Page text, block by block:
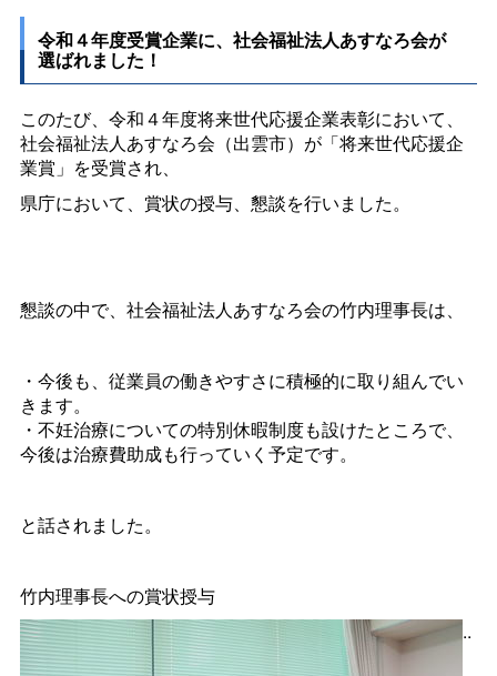
令和４年度受賞企業に、社会福祉法人あすなろ会が
選ばれました！
このたび、令和４年度将来世代応援企業表彰において、
社会福祉法人あすなろ会（出雲市） が「将来世代応援企
業賞」を受賞され、
県庁において、賞状の授与、懇談を行いました。
懇談の中で、 社会福祉法人あすなろ会の竹内理事長は、
・今後も、従業員の働きやすさに積極的に取り組んでい
きます。
・不妊治療についての特別休暇制度も設けたところで、
今後は治療費助成も行っていく予定です。
と話されました。
竹内理事長への賞状授与
..